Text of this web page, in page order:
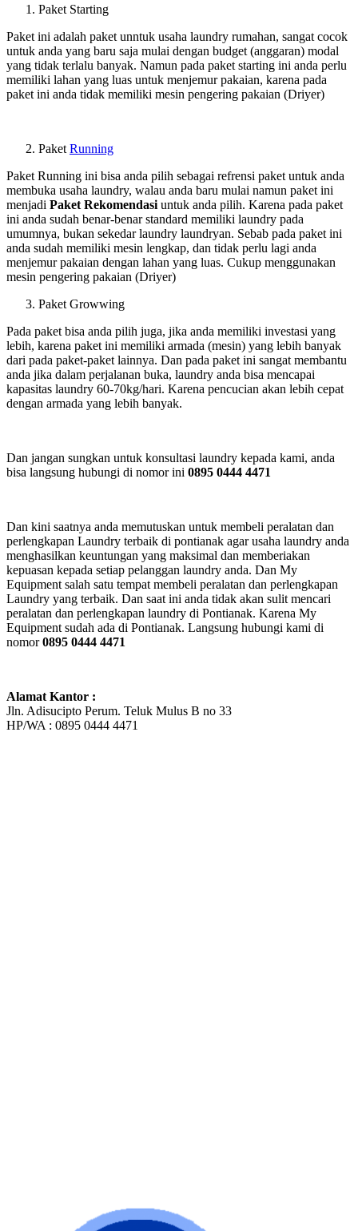
Paket Starting
Paket ini adalah paket unntuk usaha laundry rumahan, sangat cocok
untuk anda yang baru saja mulai dengan budget (anggaran) modal
yang tidak terlalu banyak. Namun pada paket starting ini anda perlu
memiliki lahan yang luas untuk menjemur pakaian, karena pada
paket ini anda tidak memiliki mesin pengering pakaian (Driyer)
Paket Running
Paket Running ini bisa anda pilih sebagai refrensi paket untuk anda
membuka usaha laundry, walau anda baru mulai namun paket ini
menjadi Paket Rekomendasi untuk anda pilih. Karena pada paket
ini anda sudah benar-benar standard memiliki laundry pada
umumnya, bukan sekedar laundry laundryan. Sebab pada paket ini
anda sudah memiliki mesin lengkap, dan tidak perlu lagi anda
menjemur pakaian dengan lahan yang luas. Cukup menggunakan
mesin pengering pakaian (Driyer)
Paket Growwing
Pada paket bisa anda pilih juga, jika anda memiliki investasi yang
lebih, karena paket ini memiliki armada (mesin) yang lebih banyak
dari pada paket-paket lainnya. Dan pada paket ini sangat membantu
anda jika dalam perjalanan buka, laundry anda bisa mencapai
kapasitas laundry 60-70kg/hari. Karena pencucian akan lebih cepat
dengan armada yang lebih banyak.
Dan jangan sungkan untuk konsultasi laundry kepada kami, anda
bisa langsung hubungi di nomor ini 0895 0444 4471
Dan kini saatnya anda memutuskan untuk membeli peralatan dan
perlengkapan Laundry terbaik di pontianak agar usaha laundry anda
menghasilkan keuntungan yang maksimal dan memberiakan
kepuasan kepada setiap pelanggan laundry anda. Dan My
Equipment salah satu tempat membeli peralatan dan perlengkapan
Laundry yang terbaik. Dan saat ini anda tidak akan sulit mencari
peralatan dan perlengkapan laundry di Pontianak. Karena My
Equipment sudah ada di Pontianak. Langsung hubungi kami di
nomor0895 0444 4471
Alamat Kantor :
Jln. Adisucipto Perum. Teluk Mulus B no 33
HP/WA : 0895 0444 4471